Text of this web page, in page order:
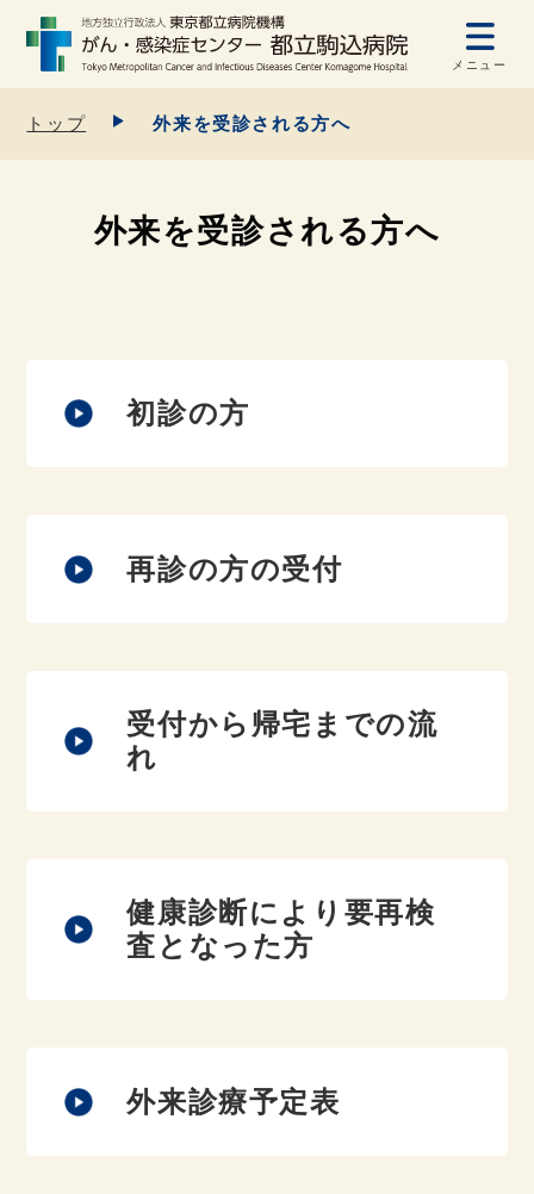
メニュー
トップ 外来を受診される方へ
外来を受診される方へ
初診の方
再診の方の受付
受付から帰宅までの流
れ
健康診断により要再検
査となった方
外来診療予定表